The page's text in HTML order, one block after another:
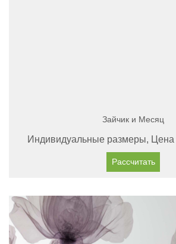
Зайчик и Месяц
Индивидуальные размеры,
Рассчитать